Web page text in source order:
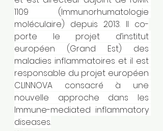
1109 (Immunorhumatologie
moléculaire) depuis 2013. Il co-
porte le projet d’institut
européen (Grand Est) des
maladies inflammatoires et il est
responsable du projet européen
CLINNOVA consacré à une
nouvelle approche dans les
Immune-mediated inflammatory
diseases.